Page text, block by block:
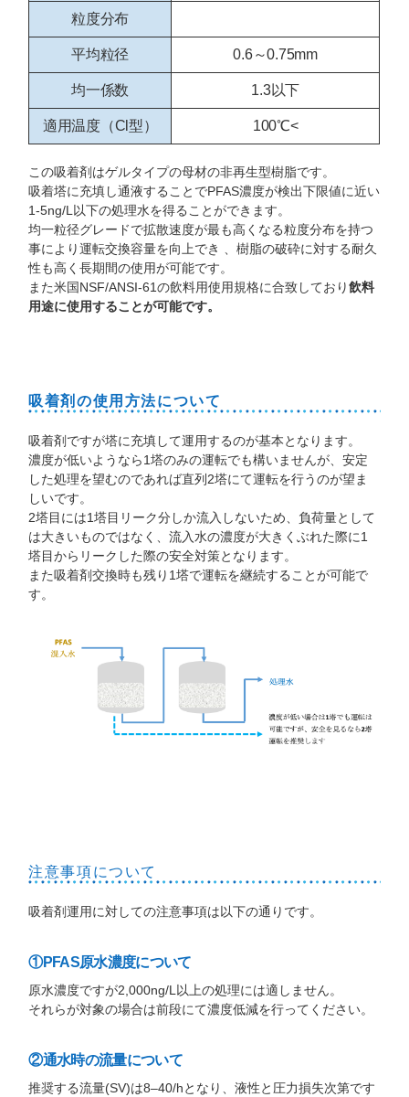
粒度分布
平均粒径 0.6～0.75mm
均一係数 1.3以下
適用温度（Cl型） 100℃<
この吸着剤はゲルタイプの母材の非再生型樹脂です。
吸着塔に充填し通液することでPFAS濃度が検出下限値に近い
1-5ng/L以下の処理水を得ることができます。
均一粒径グレードで拡散速度が最も高くなる粒度分布を持つ
事により運転交換容量を向上でき 、樹脂の破砕に対する耐久
性も高く長期間の使用が可能です。
また米国NSF/ANSI-61の飲料用使用規格に合致しており飲料
用途に使用することが可能です。
吸着剤の使用方法について
吸着剤ですが塔に充填して運用するのが基本となります。
濃度が低いようなら1塔のみの運転でも構いませんが、安定
した処理を望むのであれば直列2塔にて運転を行うのが望ま
しいです。
2塔目には1塔目リーク分しか流入しないため、負荷量として
は大きいものではなく、流入水の濃度が大きくぶれた際に1
塔目からリークした際の安全対策となります。
また吸着剤交換時も残り1塔で運転を継続することが可能で
す。
注意事項について
吸着剤運用に対しての注意事項は以下の通りです。
①PFAS原水濃度について
原水濃度ですが2,000ng/L以上の処理には適しません。
それらが対象の場合は前段にて濃度低減を行ってください。
②通水時の流量について
推奨する流量(SV)は8–40/hとなり、液性と圧力損失次第です